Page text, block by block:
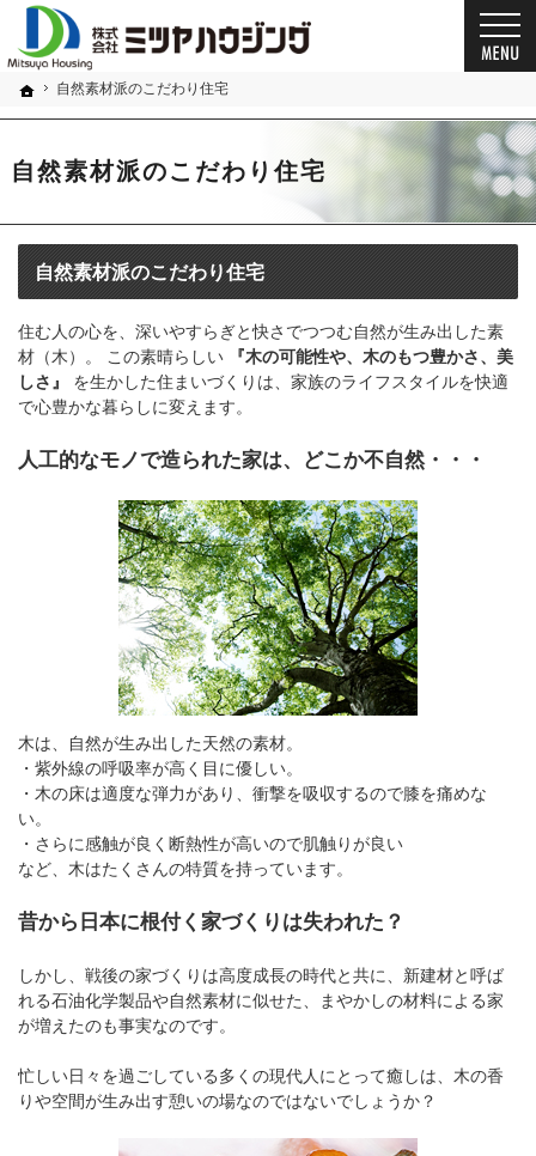
ホーム
自然素材派のこだわり住宅
自然素材派のこだわり住宅
プロの目線からご提案。奈良県の注文住宅・新築戸建てを手がける工務店なら当社へ。
奈良県の安心の一戸建て｜ミツヤハウジング
自然素材派のこだわり住宅
住む人の心を、深いやすらぎと快さでつつむ自然が生み出した素
材（木）。 この素晴らしい
『木の可能性や、木のもつ豊かさ、美
しさ』
を生かした住まいづくりは、家族のライフスタイルを快適
で心豊かな暮らしに変えます。
人工的なモノで造られた家は、どこか不自然・・・
木は、自然が生み出した天然の素材。
・紫外線の呼吸率が高く目に優しい。
・木の床は適度な弾力があり、衝撃を吸収するので膝を痛めな
い。
・さらに感触が良く断熱性が高いので肌触りが良い
など、木はたくさんの特質を持っています。
昔から日本に根付く家づくりは失われた？
しかし、戦後の家づくりは高度成長の時代と共に、新建材と呼ば
れる石油化学製品や自然素材に似せた、まやかしの材料による家
が増えたのも事実なのです。
忙しい日々を過ごしている多くの現代人にとって癒しは、木の香
りや空間が生み出す憩いの場なのではないでしょうか？